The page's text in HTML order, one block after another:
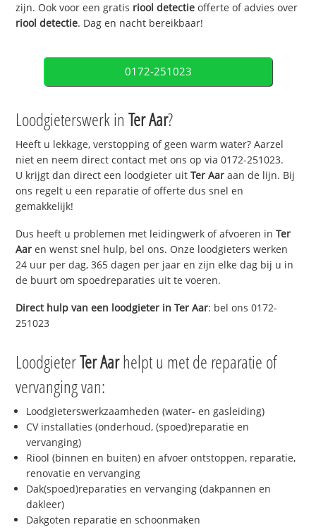
zijn. Ook voor een gratis riool detectie offerte of advies over
riool detectie. Dag en nacht bereikbaar!
0172-251023
Loodgieterswerk inTer Aar?
Heeft u lekkage, verstopping of geen warm water? Aarzel
niet en neem direct contact met ons op via 0172-251023.
U krijgt dan direct een loodgieter uitTer Aar aan de lijn. Bij
ons regelt u een reparatie of offerte dus snel en
gemakkelijk!
Dus heeft u problemen met leidingwerk of afvoeren inTer
Aar en wenst snel hulp, bel ons. Onze loodgieters werken
24 uur per dag, 365 dagen per jaar en zijn elke dag bij u in
de buurt om spoedreparaties uit te voeren.
Direct hulp van een loodgieter inTer Aar: bel ons 0172-
251023
LoodgieterTer Aarhelpt u met de reparatie of
vervanging van:
Loodgieterswerkzaamheden (water- en gasleiding)
CV installaties (onderhoud, (spoed)reparatie en
vervanging)
Riool (binnen en buiten) en afvoer ontstoppen, reparatie,
renovatie en vervanging
Dak(spoed)reparaties en vervanging (dakpannen en
dakleer)
Dakgoten reparatie en schoonmaken